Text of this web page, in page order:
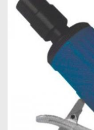
e
Cobertura
Ferramentas
Máquinas